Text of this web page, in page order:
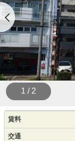
1 / 2
賃料
交通